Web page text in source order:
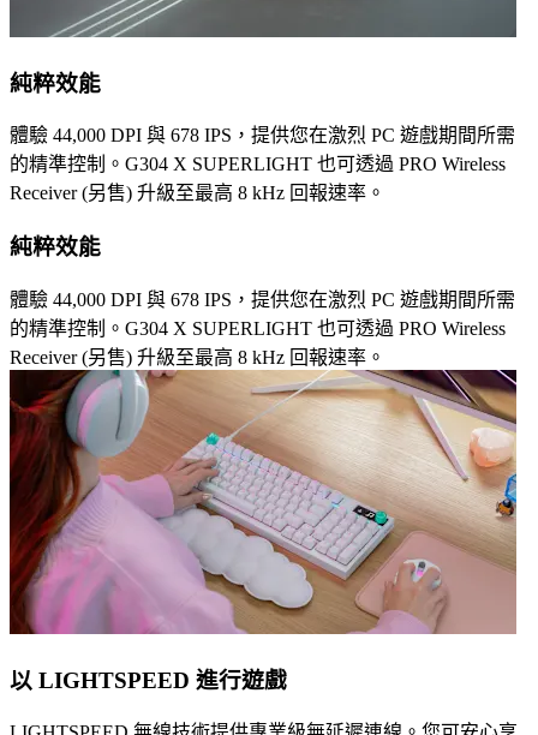
純粹效能
體驗 44,000 DPI 與 678 IPS，提供您在激烈 PC 遊戲期間所需
的精準控制。G304 X SUPERLIGHT 也可透過 PRO Wireless
Receiver (另售) 升級至最高 8 kHz 回報速率。
純粹效能
體驗 44,000 DPI 與 678 IPS，提供您在激烈 PC 遊戲期間所需
的精準控制。G304 X SUPERLIGHT 也可透過 PRO Wireless
Receiver (另售) 升級至最高 8 kHz 回報速率。
以 LIGHTSPEED 進行遊戲